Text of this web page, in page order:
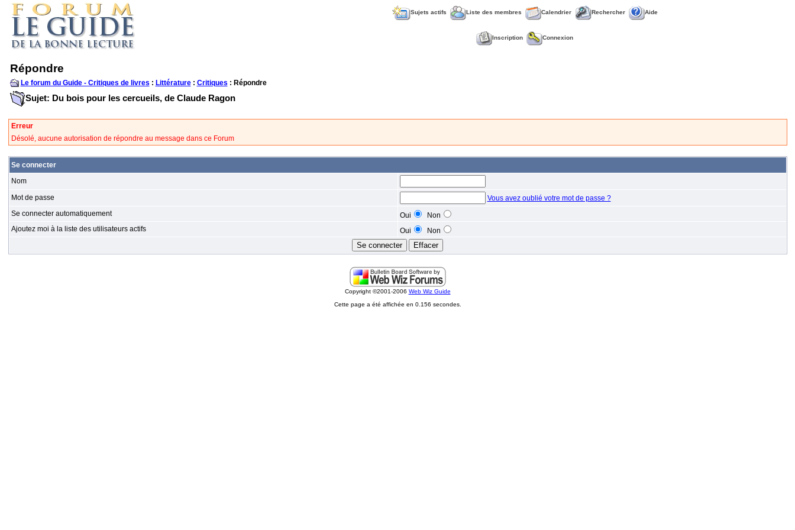
Sujets actifs Liste des membres Calendrier Rechercher Aide
Inscription Connexion
Répondre
Le forum du Guide - Critiques de livres : Littérature: Critiques : Répondre
Sujet: Du bois pour les cercueils, de Claude Ragon
Erreur
Désolé, aucune autorisation de répondre au message dans ce Forum
Se connecter
Nom
Mot de passe
Vous avez oublié votre mot de passe ?
Se connecter automatiquement
Oui
Non
Ajoutez moi à la liste des utilisateurs actifs
Oui Non
Copyright ©2001-2006 Web Wiz Guide
Cette page a été affichée en 0.156 secondes.